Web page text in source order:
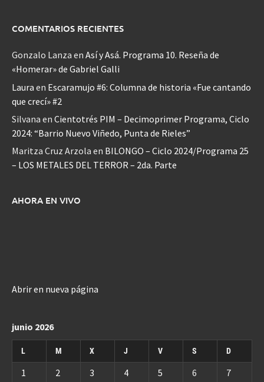
COMENTARIOS RECIENTES
Gonzalo Lanza en Así y Asá. Programa 10. Reseña de
«Homerar» de Gabriel Galli
Laura en Escaramujo #6: Columna de historia «Fue cantando
que crecí» #2
Silvana en Cientotrés PIM – Decimoprimer Programa, Ciclo
2024: “Barrio Nuevo Viñedo, Punta de Rieles”
Maritza Cruz Arzola en BILONGO – Ciclo 2024/Programa 25
– LOS METALES DEL TERROR – 2da. Parte
AHORA EN VIVO
Abrir en nueva página
junio 2026
L M X J V S D
1 2 3 4 5 6 7